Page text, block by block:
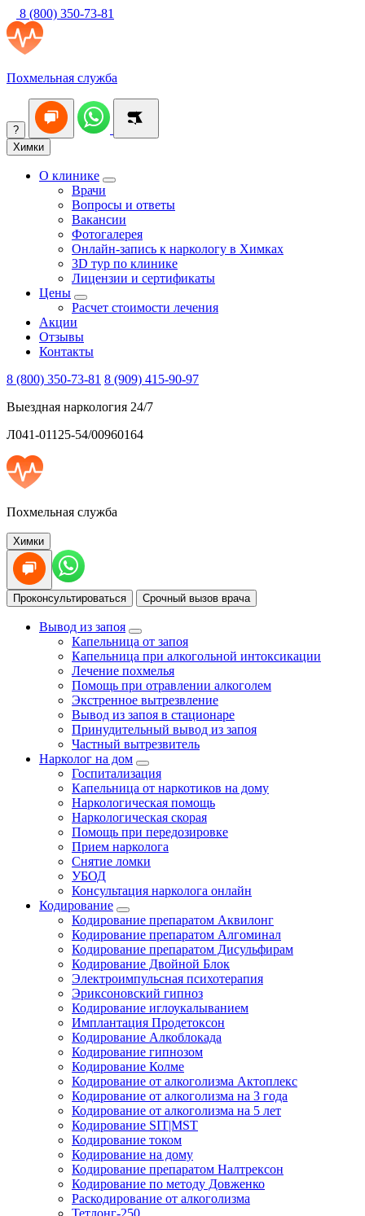
8 (800) 350-73-81
Похмельная служба
?
Химки
О клинике
Врачи
Вопросы и ответы
Вакансии
Фотогалерея
Онлайн-запись к наркологу в Химках
3D тур по клинике
Лицензии и сертификаты
Цены
Расчет стоимости лечения
Акции
Отзывы
Контакты
8 (800) 350-73-81 8 (909) 415-90-97
Выездная наркология 24/7
Л041-01125-54/00960164
Похмельная служба
Химки
Проконсультироваться Срочный вызов врача
Вывод из запоя
Капельница от запоя
Капельница при алкогольной интоксикации
Лечение похмелья
Помощь при отравлении алкоголем
Экстренное вытрезвление
Вывод из запоя в стационаре
Принудительный вывод из запоя
Частный вытрезвитель
Нарколог на дом
Госпитализация
Капельница от наркотиков на дому
Наркологическая помощь
Наркологическая скорая
Помощь при передозировке
Прием нарколога
Снятие ломки
УБОД
Консультация нарколога онлайн
Кодирование
Кодирование препаратом Аквилонг
Кодирование препаратом Алгоминал
Кодирование препаратом Дисульфирам
Кодирование Двойной Блок
Электроимпульсная психотерапия
Эриксоновский гипноз
Кодирование иглоукалыванием
Имплантация Продетоксон
Кодирование Алкоблокада
Кодирование гипнозом
Кодирование Колме
Кодирование от алкоголизма Актоплекс
Кодирование от алкоголизма на 3 года
Кодирование от алкоголизма на 5 лет
Кодирование SIT|MST
Кодирование током
Кодирование на дому
Кодирование препаратом Налтрексон
Кодирование по методу Довженко
Раскодирование от алкоголизма
Тетлонг-250